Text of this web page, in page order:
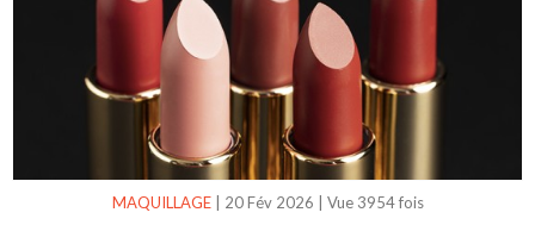
MAQUILLAGE| 20 Fév 2026 | Vue 3954 fois